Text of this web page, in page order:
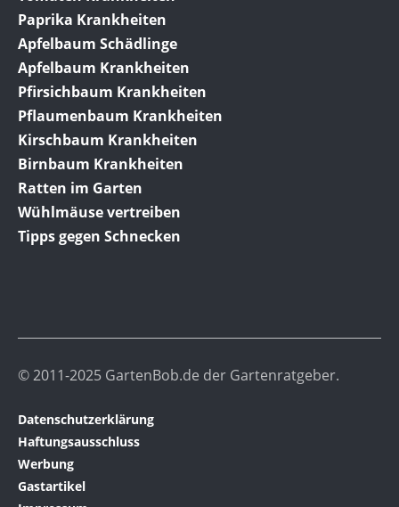
Paprika Krankheiten
Apfelbaum Schädlinge
Apfelbaum Krankheiten
Pfirsichbaum Krankheiten
Pflaumenbaum Krankheiten
Kirschbaum Krankheiten
Birnbaum Krankheiten
Ratten im Garten
Wühlmäuse vertreiben
Tipps gegen Schnecken
© 2011-2025 GartenBob.de der Gartenratgeber.
Datenschutzerklärung
Haftungsausschluss
Werbung
Gastartikel